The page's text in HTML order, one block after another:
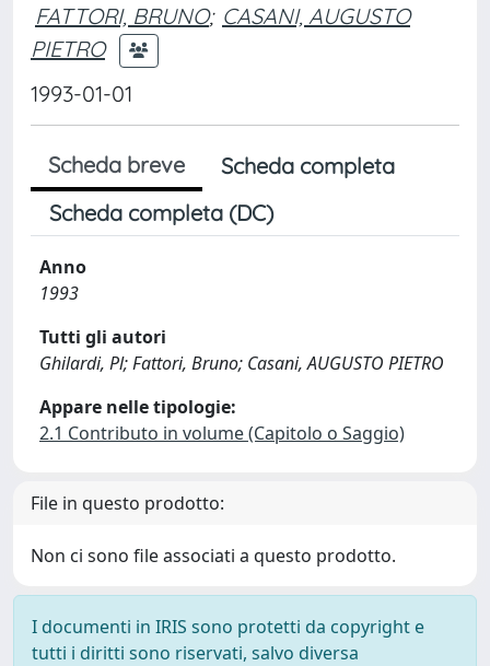
FATTORI, BRUNO; CASANI, AUGUSTO
PIETRO
1993-01-01
Scheda breve
Scheda completa
Scheda completa (DC)
Anno
1993
Tutti gli autori
Ghilardi, Pl; Fattori, Bruno; Casani, AUGUSTO PIETRO
Appare nelle tipologie:
2.1 Contributo in volume (Capitolo o Saggio)
File in questo prodotto:
Non ci sono file associati a questo prodotto.
I documenti in IRIS sono protetti da copyright e
tutti i diritti sono riservati, salvo diversa